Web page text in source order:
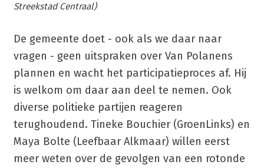
Streekstad Centraal)
De gemeente doet - ook als we daar naar
vragen - geen uitspraken over Van Polanens
plannen en wacht het participatieproces af. Hij
is welkom om daar aan deel te nemen. Ook
diverse politieke partijen reageren
terughoudend. Tineke Bouchier (GroenLinks) en
Maya Bolte (Leefbaar Alkmaar) willen eerst
meer weten over de gevolgen van een rotonde